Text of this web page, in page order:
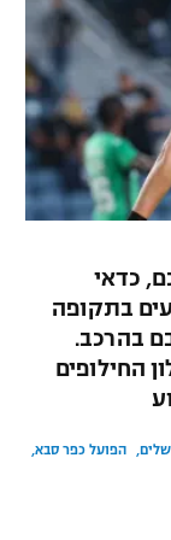
כדאי
בתקופה
בהרכב.
החילופים
הפועל כפר סבא